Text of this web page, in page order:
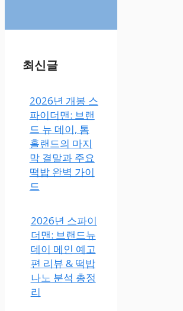
최신글
2026년 개봉 스
파이더맨: 브랜
드 뉴 데이, 톰
홀랜드의 마지
막 결말과 주요
떡밥 완벽 가이
드
2026년 스파이
더맨: 브랜드뉴
데이 메인 예고
편 리뷰 & 떡밥
나노 분석 총정
리